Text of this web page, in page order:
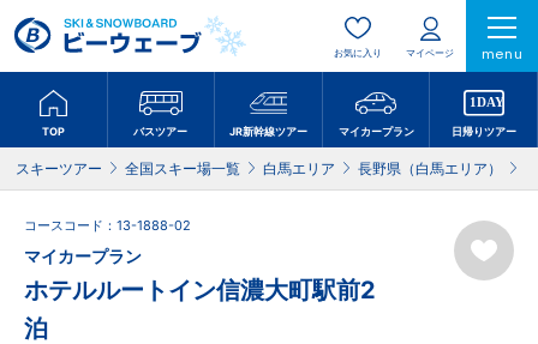
お気に入り マイページ menu
TOP バスツアー JR新幹線ツアー マイカープラン 日帰りツアー
スキーツアー 全国スキー場一覧 白馬エリア 長野県（白馬エリア）
コースコード：13-1888-02
マイカープラン
ホテルルートイン信濃大町駅前2
泊